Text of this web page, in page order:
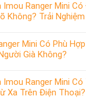
Imou Ranger Mini
Không? Trải
Mini Có Phù
Già Không?
Imou Ranger Mini
Xa Trên Điện Thoại?